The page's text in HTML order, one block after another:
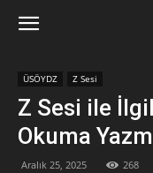
ÜSÖYDZ Z Sesi
Z Sesi ile
Okuma
Aralık 25, 2025 268